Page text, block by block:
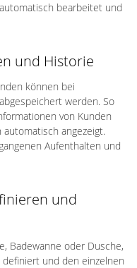
bearbeitet und
und Historie
können bei
werden. So
von Kunden
angezeigt.
Aufenthalten und
und
Badewanne oder Dusche,
und den einzelnen